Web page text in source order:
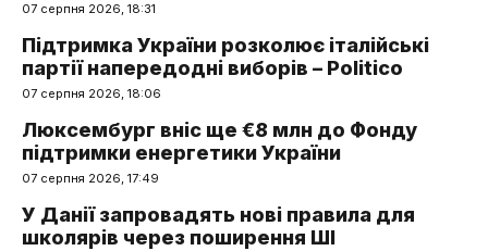
07 серпня 2026, 18:31
Підтримка України розколює італійські
партії напередодні виборів – Politico
07 серпня 2026, 18:06
Люксембург вніс ще €8 млн до Фонду
підтримки енергетики України
07 серпня 2026, 17:49
У Данії запровадять нові правила для
школярів через поширення ШІ